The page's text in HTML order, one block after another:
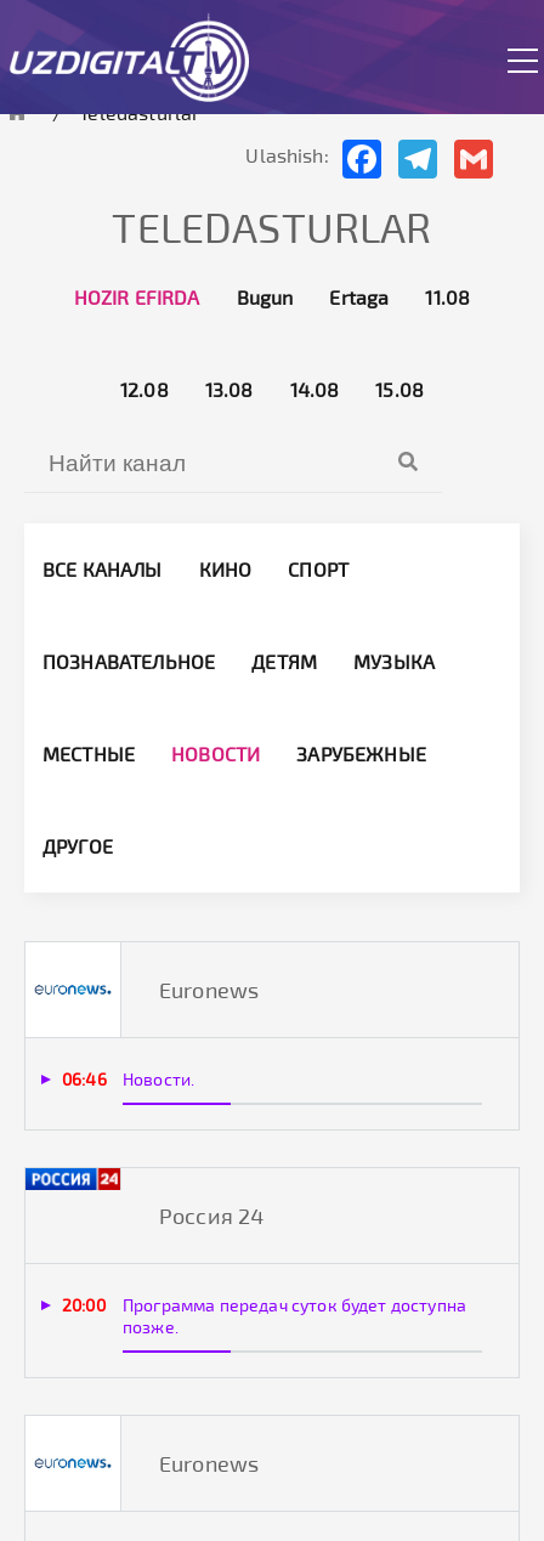
sayt sinov rejimida ishlamoqda
Teledasturlar
Ulashish:
FacebookTelegram
TELEDASTURLAR
HOZIR EFIRDA Bugun Ertaga 11.08
12.08 13.08 14.08 15.08
ВСЕ КАНАЛЫ КИНО СПОРТ
ПОЗНАВАТЕЛЬНОЕ ДЕТЯМ МУЗЫКА
МЕСТНЫЕ НОВОСТИ ЗАРУБЕЖНЫЕ
ДРУГОЕ
Euronews
06:46 Новости.
Россия 24
20:00
Программа передач суток будет доступна
позже.
Euronews